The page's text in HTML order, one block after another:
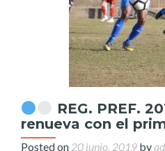
REG. PREF.
renueva con el
Posted on 20 junio, 2019 by